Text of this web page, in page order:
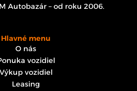
Autobazár – od roku 2006.
Hlavné menu
O nás
vozidiel
Výkup vozidiel
Leasing